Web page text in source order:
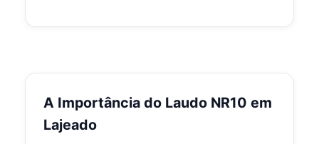
A Importância do Laudo NR10 em
Lajeado